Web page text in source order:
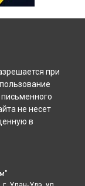
при
не несет
в